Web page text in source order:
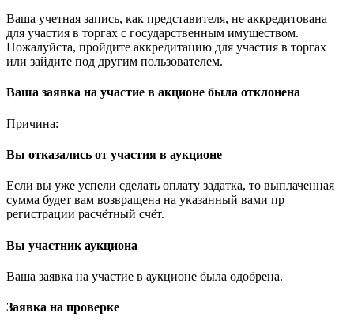
Ваша учетная запись, как представителя, не аккредитована
для участия в торгах с государственным имуществом.
Пожалуйста, пройдите аккредитацию для участия в торгах
или зайдите под другим пользователем.
Ваша заявка на участие в акционе была отклонена
Причина:
Вы отказались от участия в аукционе
Если вы уже успели сделать оплату задатка, то выплаченная
сумма будет вам возвращена на указанный вами пр
регистрации расчётный счёт.
Вы участник аукциона
Ваша заявка на участие в аукционе была одобрена.
Заявка на проверке